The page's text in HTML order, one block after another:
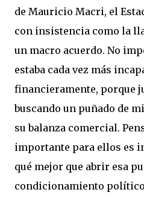
de Mauricio Macri, el
con insistencia como la
un macro acuerdo. No
estaba cada vez más
financieramente, porque
buscando un puñado de
su balanza comercial.
importante para ellos es
qué mejor que abrir esa
condicionamiento